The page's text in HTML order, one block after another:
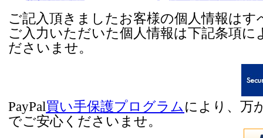
ご記入頂きましたお客様の個人情報は
ご入力いただいた個人情報は下記条項
ださいませ。
PayPal買い手保護プログラム により、万
でご安心くださいませ。